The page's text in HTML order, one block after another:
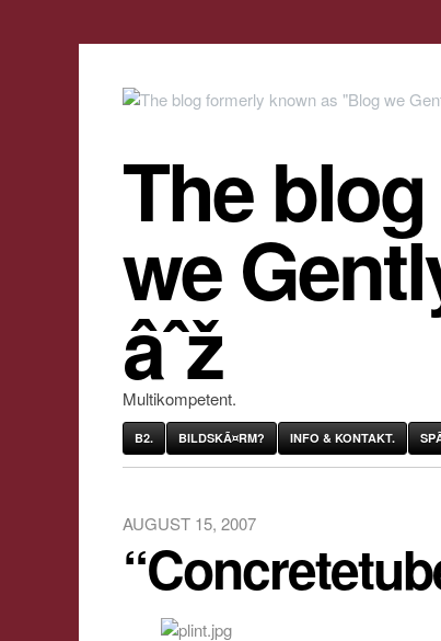
The
we
âˆž
Multikompetent.
B2. BILDSKÃ¤RM? INFO & KONTAKT.
AUGUST 15, 2007